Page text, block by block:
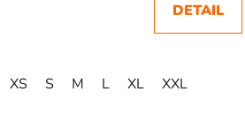
DETAIL
XS S M L XL XXL